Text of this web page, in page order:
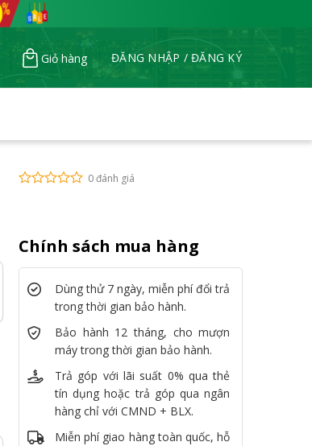
Giỏ hàng ĐĂNG NHẬP / ĐĂNG KÝ
0 đánh giá
Chính sách mua hàng
Dùng thử 7 ngày, miễn phí đổi trả
trong thời gian bảo hành.
Bảo hành 12 tháng, cho mượn
máy trong thời gian bảo hành.
Trả góp với lãi suất 0% qua thẻ
tín dụng hoặc trả góp qua ngân
hàng chỉ với CMND + BLX.
Miễn phí giao hàng toàn quốc, hỗ